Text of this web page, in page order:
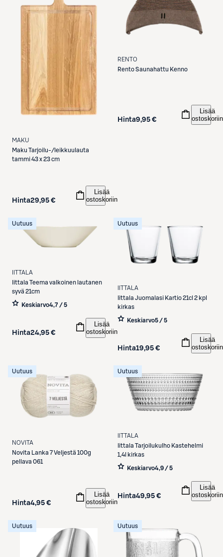
MAKU
Maku Tarjoilu-/leikkuulauta
tammi 43 x 23 cm
Hinta29,95 €
Lisää
ostoskoriin
RENTO
RentoSaunahattu Kenno
Hinta9,95 €
Lisää
ostoskoriin
Uutuus
IITTALA
Iittala Teema valkoinen lautanen
syvä 21cm
Keskiarvo4,7 / 5
Hinta24,95 €
Lisää
ostoskoriin
Uutuus
IITTALA
Iittala Juomalasi Kartio 21cl 2 kpl
kirkas
Keskiarvo5 / 5
Hinta19,95 €
Lisää
ostoskoriin
Uutuus
NOVITA
Novita
Lanka 7 Veljestä 100g
pellava 061
Hinta4,95 €
Lisää
ostoskoriin
Uutuus
IITTALA
Iittala Tarjoilukulho Kastehelmi
1,4l kirkas
Keskiarvo4,9 / 5
Hinta49,95 €
Lisää
ostoskoriin
Uutuus Uutuus